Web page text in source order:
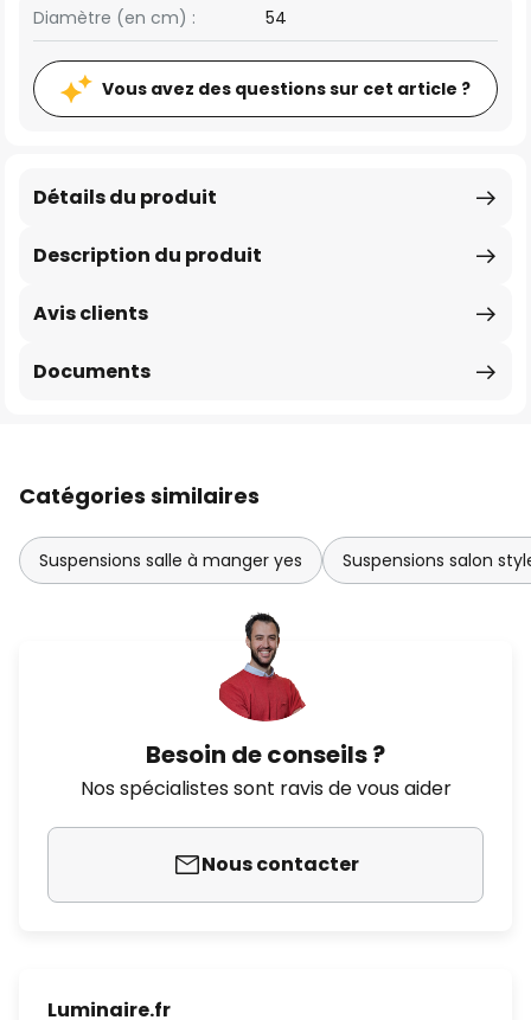
Diamètre (en cm) : 54
Vous avez des questions sur cet article ?
Description du produit
Détails du produit
Avis clients
Documents
Catégories similaires
Suspensions salle à manger yes Suspensions salon
Besoin de conseils ?
Nos spécialistes sont ravis de vous aider
Nous contacter
Luminaire.fr